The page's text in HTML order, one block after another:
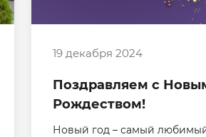
19 декабря 2024
Поздравляем с
Рождеством!
Новый год – самый